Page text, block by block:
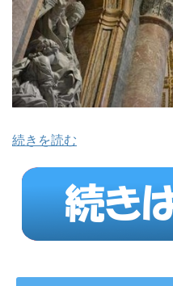
続きを読む